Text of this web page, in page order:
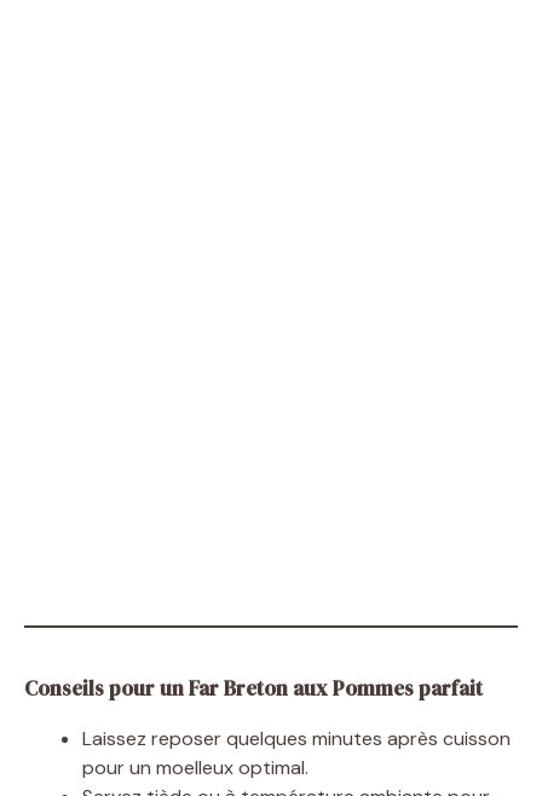
Conseils pour un Far Breton aux Pommes parfait
Laissez reposer quelques minutes après cuisson
pour un moelleux optimal.